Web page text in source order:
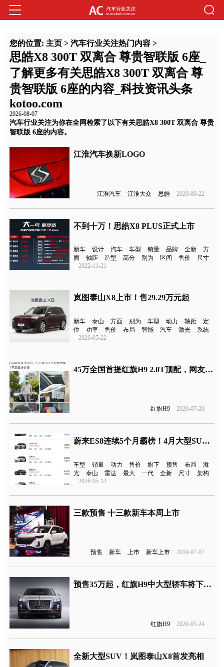
您的位置: 主页> 汽车行业关注热门内容>
思皓X8 300T 双离合 尊贵智联版 6座_
了解更多有关思皓X8 300T 双离合 尊
贵智联版 6座的内容_科技资讯头条
kotoo.com
2026-08-07
汽车行业关注为你在全网检索了以下有关思皓X8 300T 双离合 尊贵
智联版 6座的内容。
江淮汽车换新LOGO
江淮汽车 江淮大众 思皓 2020-09-22
不到十万！思皓X8 PLUS正式上市
新车 设计 汽车 车型 销量 品牌 全新
方
面
轴距 造型 高分 别为 区间 售价
尺寸
2022-11-21
岚图泰山X8上市！售29.29万元起
新车 泰山 方面 别为 车型 动力 轴距
定
位
功率 售价 布局 智能 汽车 激光
系统
2026-05-22
45万全国首提红旗H9 2.0T顶配，网友：真国产粉！
红旗H9 2020-07-20
蔚来ES8连续5个月霸榜！4月大型SUV销量榜
车型 销量 动力 售价 旗下 预售 布局
激
光
泰山 雷达 最大 一代 全新 尺寸
架构
2026-05-13
三款预售 十三款新车本周上市
预售 新车 上市 新车上市 2019-07-07
预售35万起，红旗H9中大型轿车将下月上市
红旗H9 2020-05-24
全新大型SUV！岚图泰山X8首发亮相